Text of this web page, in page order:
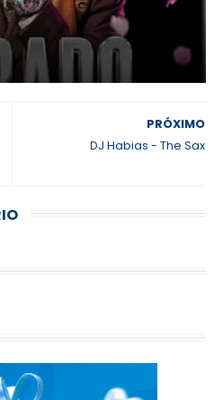
PRÓXIMO
DJ Habias - The Sax